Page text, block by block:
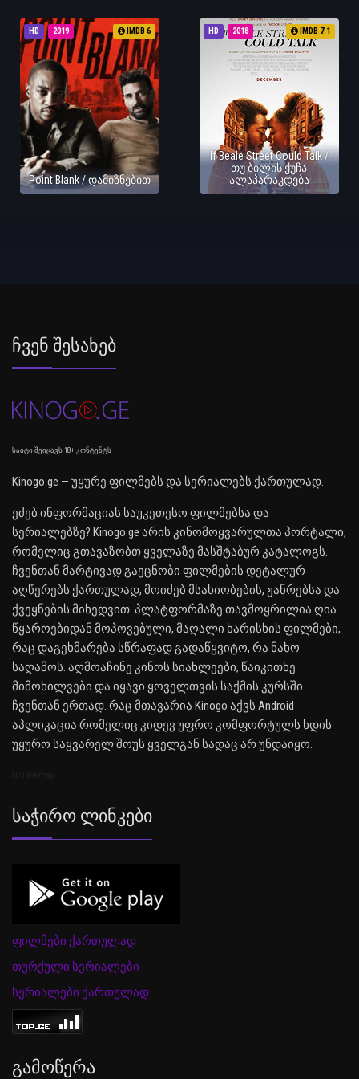
HD 2019 IMDB 6
Point Blank / დამიზნებით
HD 2018 IMDB 7.1
If Beale Street Could Talk /
თუ ბილის ქუჩა
ალაპარაკდება
Ჩვენ Შესახებ
საიტი შეიცავს 18+ კონტენტს
Kinogo.ge — უყურე ფილმებს და სერიალებს ქართულად.
ეძებ ინფორმაციას საუკეთესო ფილმებსა და
სერიალებზე? Kinogo.ge არის კინომოყვარულთა პორტალი,
რომელიც გთავაზობთ ყველაზე მასშტაბურ კატალოგს.
ჩვენთან მარტივად გაეცნობი ფილმების დეტალურ
აღწერებს ქართულად, მოიძებ მსახიობების, ჟანრებსა და
ქვეყნების მიხედვით. პლატფორმაზე თავმოყრილია ღია
წყაროებიდან მოპოვებული, მაღალი ხარისხის ფილმები,
რაც დაგეხმარება სწრაფად გადაწყვიტო, რა ნახო
საღამოს. აღმოაჩინე კინოს სიახლეები, წაიკითხე
მიმოხილვები და იყავი ყოველთვის საქმის კურსში
ჩვენთან ერთად. რაც მთავარია Kinogo აქვს Android
აპლიკაცია რომელიც კიდევ უფრო კომფორტულს ხდის
უყურო საყვარელ შოუს ყველგან სადაც არ უნდაიყო.
Საჭირო Ლინკები
ფილმები ქართულად
თურქული სერიალები
სერიალები ქართულად
Გამოწერა